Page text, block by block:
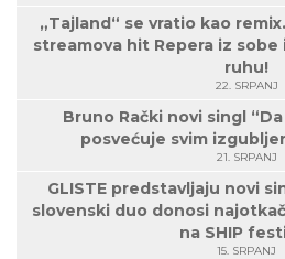
„Tajland“ se vratio kao
streamova hit Repera iz sobe
ruhu!
22. SRPANJ
Bruno Rački novi singl
posvećuje svim
21. SRPANJ
GLISTE predstavljaju novi
slovenski duo donosi
na SHIP
15. SRPANJ